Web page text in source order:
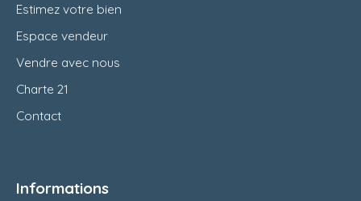
Estimez votre bien
Espace vendeur
Vendre avec nous
Charte 21
Contact
Informations